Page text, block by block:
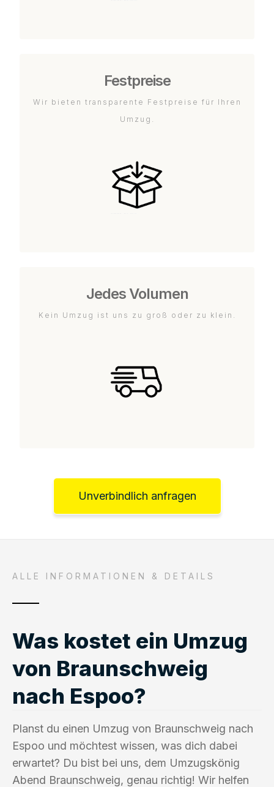
Festpreise
Wir bieten transparente Festpreise für Ihren
Umzug.
Jedes Volumen
Kein Umzug ist uns zu groß oder zu klein.
Unverbindlich anfragen
ALLE INFORMATIONEN & DETAILS
Was kostet ein Umzug
von Braunschweig
nach Espoo?
Planst du einen Umzug von Braunschweig nach
Espoo und möchtest wissen, was dich dabei
erwartet? Du bist bei uns, dem Umzugskönig
Abend Braunschweig, genau richtig! Wir helfen